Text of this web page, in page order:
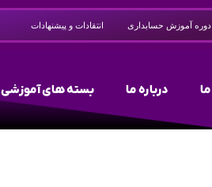
دوره آموزش حسابداری انتقادات و پیشنهادات
درباره ما بسته های آموزشی